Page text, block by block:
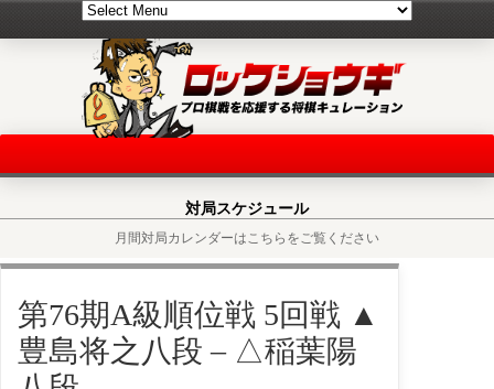
対局スケジュール
月間対局カレンダーはこちらをご覧ください
第76期A級順位戦 5回戦 ▲
豊島将之八段 – △稲葉陽